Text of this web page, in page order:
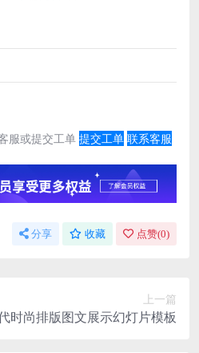
服或提交工单 提交工单 联系客服
分享 收藏 点赞(0)
上一篇
时尚排版图文展示幻灯片模板